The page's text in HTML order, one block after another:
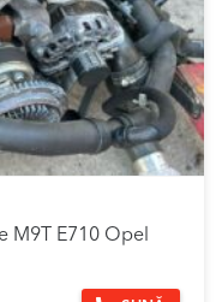
M9T E710 Opel